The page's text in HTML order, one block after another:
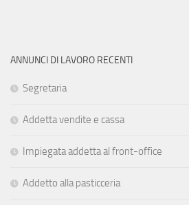
ANNUNCI DI LAVORO RECENTI
Segretaria
Addetta vendite e cassa
Impiegata addetta al front-office
Addetto alla pasticceria